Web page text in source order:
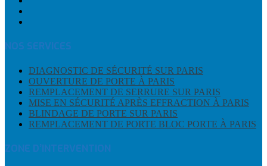
NOS SERVICES
DIAGNOSTIC DE SÉCURITÉ SUR PARIS
OUVERTURE DE PORTE À PARIS
REMPLACEMENT DE SERRURE SUR PARIS
MISE EN SÉCURITÉ APRÈS EFFRACTION À PARIS
BLINDAGE DE PORTE SUR PARIS
REMPLACEMENT DE PORTE BLOC PORTE À PARIS
ZONE D’INTERVENTION